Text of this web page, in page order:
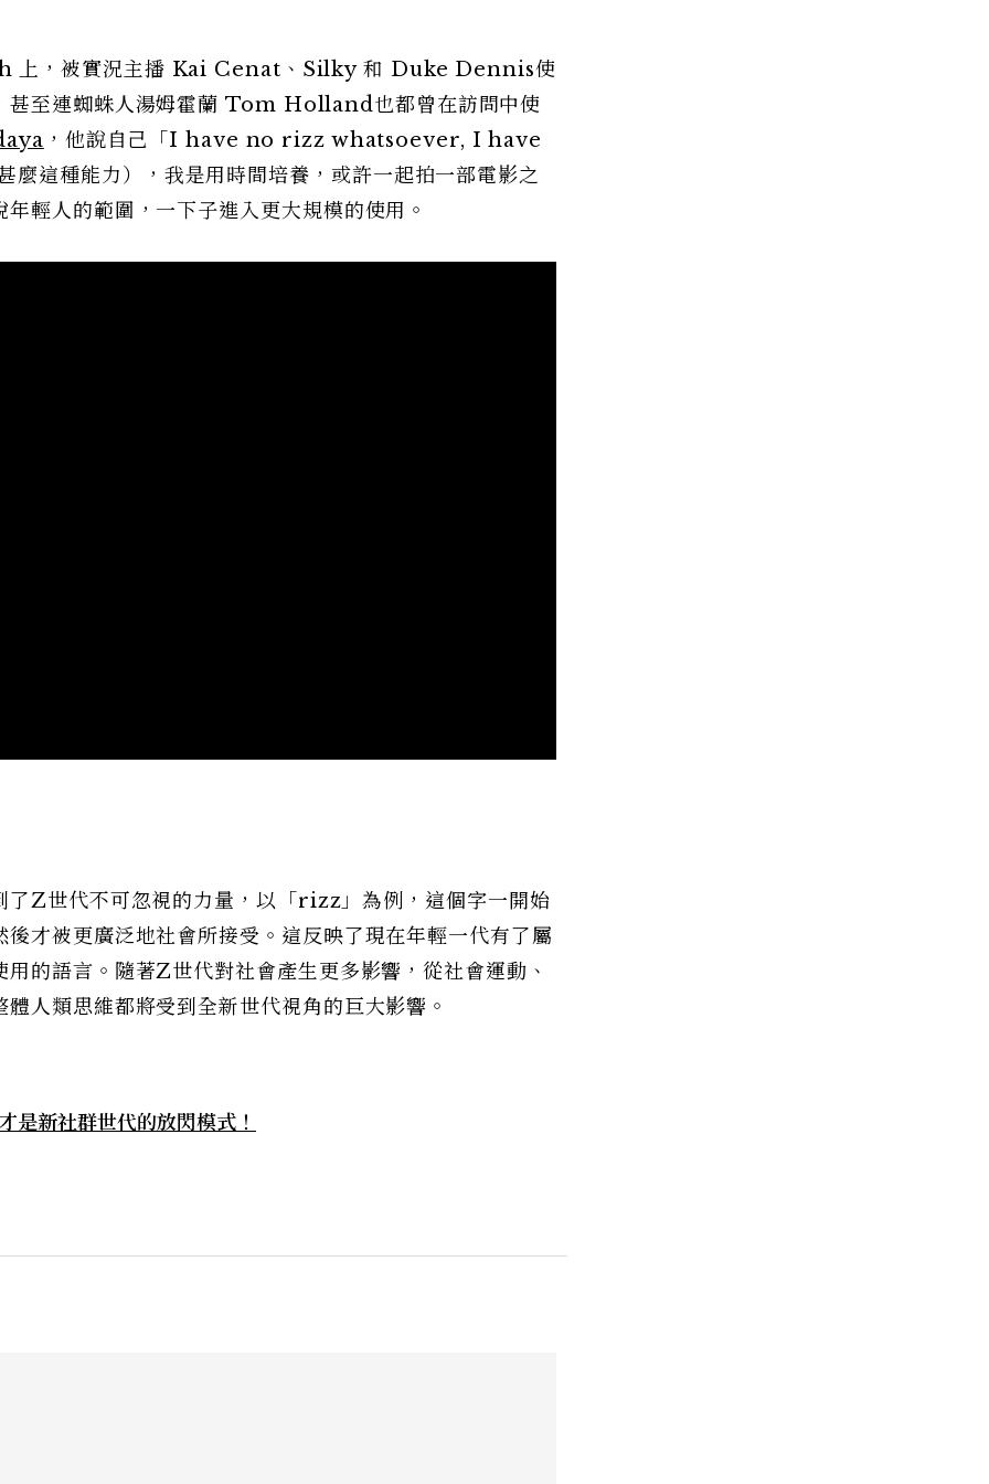
上，被實況主播 Kai Cenat、Silky 和 Duke Dennis使
甚至連蜘蛛人湯姆霍蘭 Tom Holland也都曾在訪問中使
，他說自己「I have no rizz whatsoever, I have
種能力），我是用時間培養，或許一起拍一部電影之
輕人的範圍，一下子進入更大規模的使用。
了Z世代不可忽視的力量，以「rizz」為例，這個字一開始
才被更廣泛地社會所接受。這反映了現在年輕一代有了屬
的語言。隨著Z世代對社會產生更多影響，從社會運動、
人類思維都將受到全新世代視角的巨大影響。
新社群世代的放閃模式！